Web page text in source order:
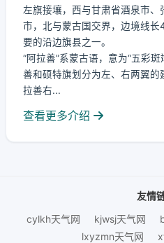
左旗接壤，西与甘肃省酒泉市
市，北与蒙古国交界，边境线
要的沿边旗县之一。
“阿拉善”系蒙古语，意为“五彩
善和硕特旗划分为左、右两翼的
拉善右...
查看更多介绍
友情
cylkh天气网
kjwsj天气网
lxyzmn天气网